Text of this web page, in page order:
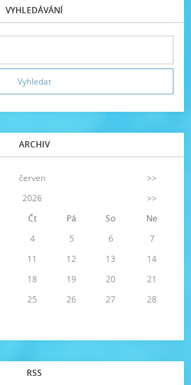
VYHLEDÁVÁNÍ
ARCHIV
červen
>>
2026
>>
Čt Pá So
Ne
4 5 6
7
11 12 13
14
18 19 20
21
25 26 27
28
RSS